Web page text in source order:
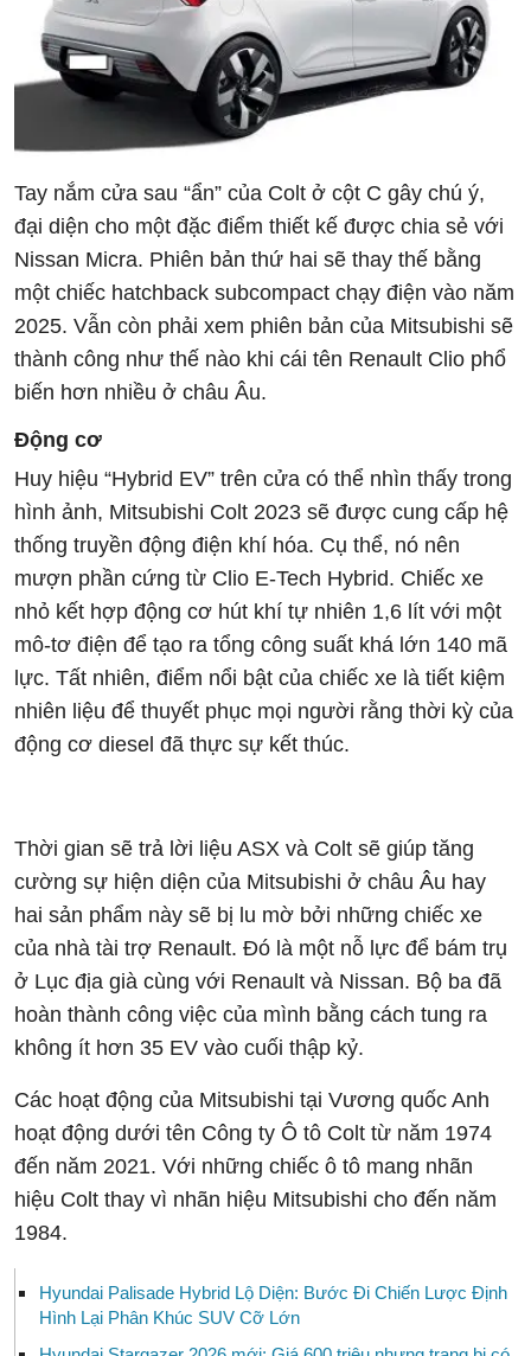
Tay nắm cửa sau “ẩn” của Colt ở cột C gây chú ý,
đại diện cho một đặc điểm thiết kế được chia sẻ với
Nissan Micra. Phiên bản thứ hai sẽ thay thế bằng
một chiếc hatchback subcompact chạy điện vào năm
2025. Vẫn còn phải xem phiên bản của Mitsubishi sẽ
thành công như thế nào khi cái tên Renault Clio phổ
biến hơn nhiều ở châu Âu.
Động cơ
Huy hiệu “Hybrid EV” trên cửa có thể nhìn thấy trong
hình ảnh, Mitsubishi Colt 2023 sẽ được cung cấp hệ
thống truyền động điện khí hóa. Cụ thể, nó nên
mượn phần cứng từ Clio E-Tech Hybrid. Chiếc xe
nhỏ kết hợp động cơ hút khí tự nhiên 1,6 lít với một
mô-tơ điện để tạo ra tổng công suất khá lớn 140 mã
lực. Tất nhiên, điểm nổi bật của chiếc xe là tiết kiệm
nhiên liệu để thuyết phục mọi người rằng thời kỳ của
động cơ diesel đã thực sự kết thúc.
Thời gian sẽ trả lời liệu ASX và Colt sẽ giúp tăng
cường sự hiện diện của Mitsubishi ở châu Âu hay
hai sản phẩm này sẽ bị lu mờ bởi những chiếc xe
của nhà tài trợ Renault. Đó là một nỗ lực để bám trụ
ở Lục địa già cùng với Renault và Nissan. Bộ ba đã
hoàn thành công việc của mình bằng cách tung ra
không ít hơn 35 EV vào cuối thập kỷ.
Các hoạt động của Mitsubishi tại Vương quốc Anh
hoạt động dưới tên Công ty Ô tô Colt từ năm 1974
đến năm 2021. Với những chiếc ô tô mang nhãn
hiệu Colt thay vì nhãn hiệu Mitsubishi cho đến năm
1984.
Hyundai Palisade Hybrid Lộ Diện: Bước Đi Chiến Lược Định
Hình Lại Phân Khúc SUV Cỡ Lớn